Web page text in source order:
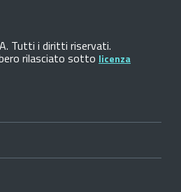
Tutti i diritti riservati.
rilasciato sotto licenza